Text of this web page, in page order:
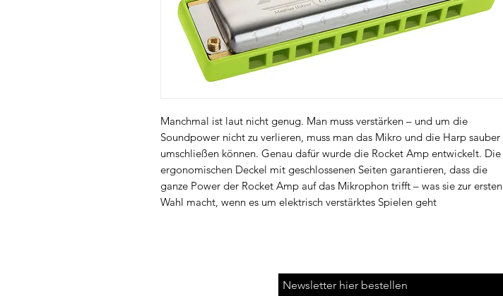
Manchmal ist laut nicht genug. Man muss verstärken – und um die
Soundpower nicht zu verlieren, muss man das Mikro und die Harp sauber
umschließen können. Genau dafür wurde die Rocket Amp entwickelt. Die
ergonomischen Deckel mit geschlossenen Seiten garantieren, dass die
ganze Power der Rocket Amp auf das Mikrophon trifft – was sie zur ersten
Wahl macht, wenn es um elektrisch verstärktes Spielen geht
Newsletter hier bestellen